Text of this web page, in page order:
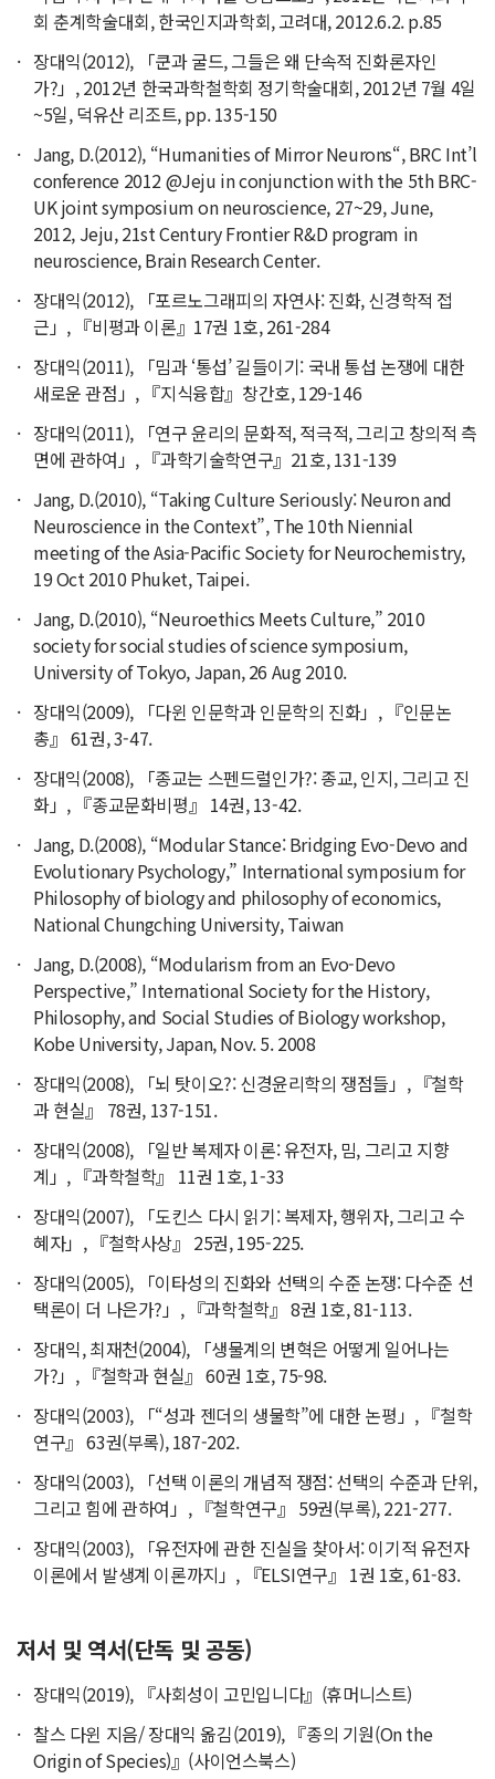
회 춘계학술대회, 한국인지과학회, 고려대, 2012.6.2. p.85
장대익(2012), 「쿤과 굴드, 그들은 왜 단속적 진화론자인
가?」, 2012년 한국과학철학회 정기학술대회, 2012년 7월 4일
~5일, 덕유산 리조트, pp. 135-150
Jang, D.(2012), “Humanities of Mirror Neurons“, BRC Int’l
conference 2012 @Jeju in conjunction with the 5th BRC-
UK joint symposium on neuroscience, 27~29, June,
2012, Jeju, 21st Century Frontier R&D program in
neuroscience, Brain Research Center.
장대익(2012), 「포르노그래피의 자연사: 진화, 신경학적 접
근」, 『비평과 이론』17권 1호, 261-284
장대익(2011), 「밈과 ‘통섭’ 길들이기: 국내 통섭 논쟁에 대한
새로운 관점」, 『지식융합』창간호, 129-146
장대익(2011), 「연구 윤리의 문화적, 적극적, 그리고 창의적 측
면에 관하여」, 『과학기술학연구』21호, 131-139
Jang, D.(2010), “Taking Culture Seriously: Neuron and
Neuroscience in the Context”, The 10th Niennial
meeting of the Asia-Pacific Society for Neurochemistry,
19 Oct 2010 Phuket, Taipei.
Jang, D.(2010), “Neuroethics Meets Culture,” 2010
society for social studies of science symposium,
University of Tokyo, Japan, 26 Aug 2010.
장대익(2009), 「다윈 인문학과 인문학의 진화」, 『인문논
총』 61권, 3-47.
장대익(2008), 「종교는 스펜드럴인가?: 종교, 인지, 그리고 진
화」, 『종교문화비평』 14권, 13-42.
Jang, D.(2008), “Modular Stance: Bridging Evo-Devo and
Evolutionary Psychology,” International symposium for
Philosophy of biology and philosophy of economics,
National Chungching University, Taiwan
Jang, D.(2008), “Modularism from an Evo-Devo
Perspective,” International Society for the History,
Philosophy, and Social Studies of Biology workshop,
Kobe University, Japan, Nov. 5. 2008
장대익(2008), 「뇌 탓이오?: 신경윤리학의 쟁점들」, 『철학
과 현실』 78권, 137-151.
장대익(2008), 「일반 복제자 이론: 유전자, 밈, 그리고 지향
계」, 『과학철학』 11권 1호, 1-33
장대익(2007), 「도킨스 다시 읽기: 복제자, 행위자, 그리고 수
혜자」, 『철학사상』 25권, 195-225.
장대익(2005), 「이타성의 진화와 선택의 수준 논쟁: 다수준 선
택론이 더 나은가?」, 『과학철학』 8권 1호, 81-113.
장대익, 최재천(2004), 「생물계의 변혁은 어떻게 일어나는
가?」, 『철학과 현실』 60권 1호, 75-98.
장대익(2003), 「“성과 젠더의 생물학”에 대한 논평」, 『철학
연구』 63권(부록), 187-202.
장대익(2003), 「선택 이론의 개념적 쟁점: 선택의 수준과 단위,
그리고 힘에 관하여」, 『철학연구』 59권(부록), 221-277.
장대익(2003), 「유전자에 관한 진실을 찾아서: 이기적 유전자
이론에서 발생계 이론까지」, 『ELSI연구』 1권 1호, 61-83.
저서 및 역서(단독 및 공동)
장대익(2019), 『사회성이 고민입니다』(휴머니스트)
찰스 다윈 지음/ 장대익 옮김(2019), 『종의 기원(On the
Origin of Species)』(사이언스북스)